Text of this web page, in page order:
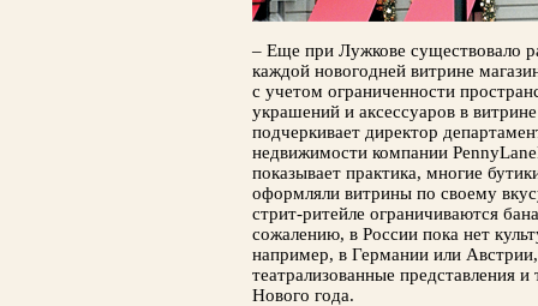
– Еще при Лужкове существовало
каждой новогодней витрине
с учетом ограниченности
украшений и аксессуа­ров в
подчеркивает директор
недвижимо­сти компании
показывает прак­тика, многие
оформляли витрины по своему
стрит-ритейле ограничива­ются
сожалению, в России пока нет
напри­мер, в Германии или
театрализо­ванные представления
Нового года.